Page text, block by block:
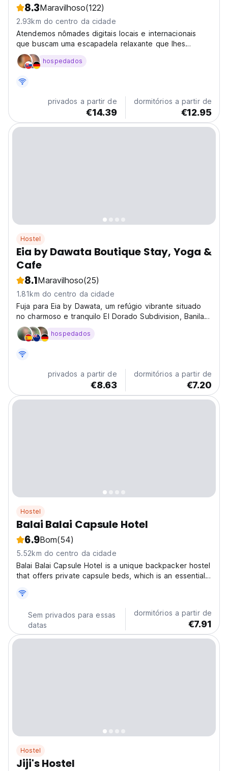
8.3Maravilhoso(122)
2.93km do centro da cidade
Atendemos nômades digitais locais e internacionais
que buscam uma escapadela relaxante que lhes
permita permanecer conectados.
hospedados
privados a partir de
€14.39
dormitórios a partir de
€12.95
Hostel
Eia by Dawata Boutique Stay, Yoga &
Cafe
8.1Maravilhoso(25)
1.81km do centro da cidade
Fuja para Eia by Dawata, um refúgio vibrante situado
no charmoso e tranquilo El Dorado Subdivision, Banilad,
Cebu City. A poucos passos do BTC, este hostel único
é mais do que apenas um lugar para ficar – é uma
hospedados
privados a partir de
€8.63
dormitórios a partir de
€7.20
Hostel
Balai Balai Capsule Hotel
6.9Bom(54)
5.52km do centro da cidade
Balai Balai Capsule Hotel is a unique backpacker hostel
that offers private capsule beds, which is an essential
them to wash up while waiting for their next trip to
Moalboal, Bohol, Siquijor or Siargao. We...
Sem privados para essas
datas
dormitórios a partir de
€7.91
Hostel
Jiji's Hostel